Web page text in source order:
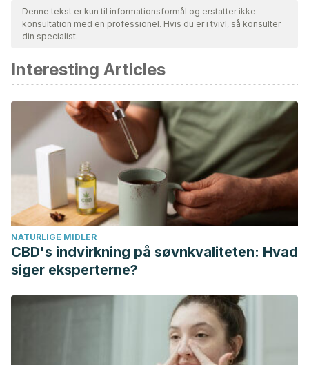
Denne tekst er kun til informationsformål og erstatter ikke
konsultation med en professionel. Hvis du er i tvivl, så konsulter
din specialist.
Interesting Articles
NATURLIGE MIDLER
CBD's indvirkning på søvnkvaliteten: Hvad
siger eksperterne?